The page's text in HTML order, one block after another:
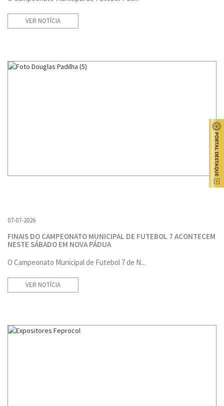
VER NOTÍCIA
07-07-2026
FINAIS DO CAMPEONATO MUNICIPAL DE FUTEBOL 7 ACONTECEM
NESTE SÁBADO EM NOVA PÁDUA
O Campeonato Municipal de Futebol 7 de N...
VER NOTÍCIA